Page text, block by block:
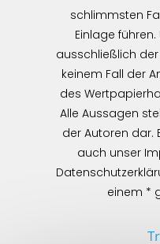
schlimmsten
Einlage
ausschließlich
keinem Fall der
des
Alle Aussagen
der Autoren dar.
auch unser
einem *